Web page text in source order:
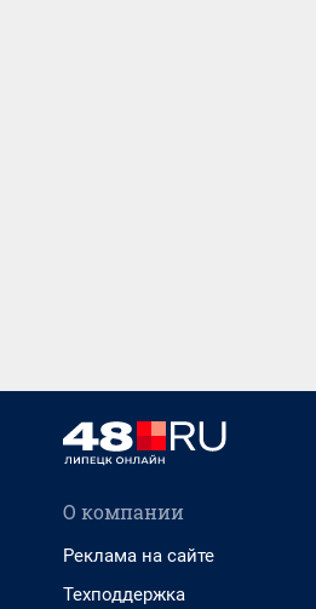
О компании
Реклама на сайте
Техподдержка